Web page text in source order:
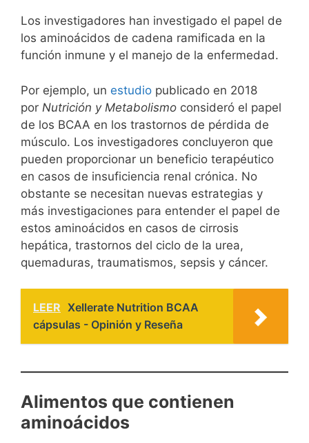
Los investigadores han investigado el papel de
los aminoácidos de cadena ramificada en la
función inmune y el manejo de la enfermedad.
Por ejemplo, un estudio publicado en 2018
por Nutrición y Metabolismo consideró el papel
de los BCAA en los trastornos de pérdida de
músculo. Los investigadores concluyeron que
pueden proporcionar un beneficio terapéutico
en casos de insuficiencia renal crónica. No
obstante se necesitan nuevas estrategias y
más investigaciones para entender el papel de
estos aminoácidos en casos de cirrosis
hepática, trastornos del ciclo de la urea,
quemaduras, traumatismos, sepsis y cáncer.
LEER Xellerate Nutrition BCAA
cápsulas - Opinión y Reseña
Alimentos que contienen
aminoácidos